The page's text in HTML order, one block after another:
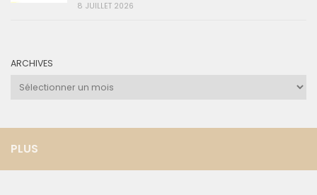
8 JUILLET 2026
ARCHIVES
Archives
PLUS